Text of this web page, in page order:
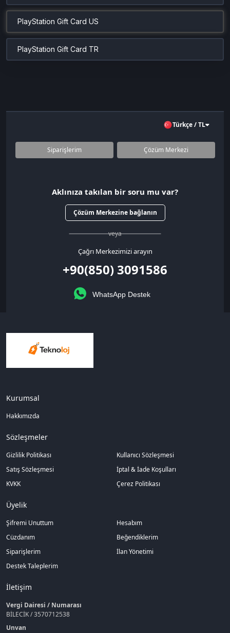
PlayStation Gift Card US
PlayStation Gift Card TR
Türkçe / TL
Siparişlerim Çözüm Merkezi
Aklınıza takılan bir soru mu var?
Çözüm Merkezine bağlanın
veya
Çağrı Merkezimizi arayın
+90(850) 3091586
WhatsApp Destek
Kurumsal
Hakkımızda
Sözleşmeler
Gizlilik Politikası
Kullanıcı Sözleşmesi
Satış Sözleşmesi
İptal & İade Koşulları
KVKK
Çerez Politikası
Üyelik
Şifremi Unuttum
Hesabım
Cüzdanım
Beğendiklerim
Siparişlerim
İlan Yönetimi
Destek Taleplerim
İletişim
Vergi Dairesi / Numarası
BİLECİK / 3570712538
Unvan